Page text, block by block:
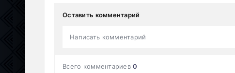
Оставить комментарий
Написать комментарий
Всего комментариев0